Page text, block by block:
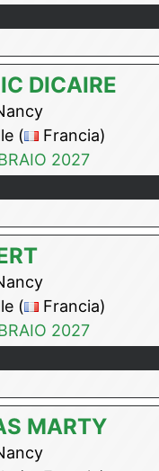
DICAIRE
(
Francia)
2027
(
Francia)
2027
MARTY